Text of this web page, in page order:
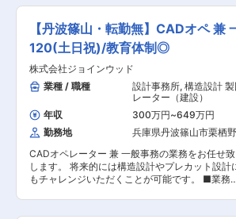
面研削盤を扱っていただきます。2600ｍｍ〜
6000ｍｍの範囲で研削が可能で、多種多様な研
削をすることができます。最新の可変静圧式スラ
イドシステム搭載の超精密研削盤は従来の研削盤
以上の高精度を有しているため液晶装置、半導体
装置、塗工装置などの大型で高精度の製品に適
各種機械の開発及び設計を扱うエンジニアリング
会社としてスタートしましたが、平成17年には開
発力を更に高めることを目指し、加工技術の開発
という目標の下に尼崎工場を建設。大型・長尺の
ワークに対応可能な静圧式研削盤、ポリシング
盤、マシニングセンターを導入し、顧客からの超
6年には丹波に新工場を建設し、さらなる加工サ
イズの拡張と迅速な納期対応、生産能力の向上
・プレカット工法の加工図・施工図の作成 ・担
顧客との打ち合わせ など ■受注後の流れ：
（1）設計事務所・工務店から案件受注 （2）依
があった案件については一度子会社(ベトナム事務
所)にて対応 （3）子会社にて作成した図面等の確
認と修正等を行います。 （4）完成した図面をも
とに顧客と打ち合わせを行い、追加修正がある
合はその都度対応 ※子会社での案件の完成度は規
模や難易度によって様々ですが、5割程度のもの
もあれば、9割程度のものあります。一からご対
応頂くケースもございます。 ■働き方： 月の残
業時間は案件の状況によって異なりますが、
10~30時間程度になります。 ■組織構成： ・現
在約14名（20代2名、30代6名、40代3名、50
2名、60代1名）で構成されております。 ■入社
後の流れ： ・ご経験によっても異なりますが、
【丹波篠山・転勤無】CADオペ
120(土日祝)/教育体制◎
株式会社ジョインウッド
業種 / 職種
設計事務所, 構造設計
レーター（建設）
年収
300万円~649万円
勤務地
兵庫県丹波篠山市栗栖野
CADオペレーター 兼 一般事務の業務をお任せ致
します。 将来的には構造設計やプレカット設計
もチャレンジいただくことが可能です。 ■業務詳